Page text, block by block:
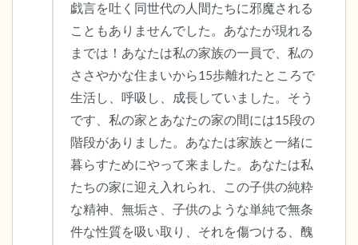
戯言を吐く同世代の人間たちに邪魔される
こともありませんでした。あなたが現れる
までは！あなたは私の家族の一員で、私の
ささやかな住まいから15歩離れたところで
生活し、呼吸し、成長していました。そう
です、私の家とあなたの家の間には15段の
階段がありました。あなたは家族と一緒に
暮らすためにやって来ました。あなたは私
たちの家に迎え入れられ、この子供の純粋
な精神、無垢さ、子供のような単純で無条
件な性質を吸い取り、それを傷つける、醜